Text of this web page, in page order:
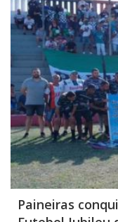
Paineiras